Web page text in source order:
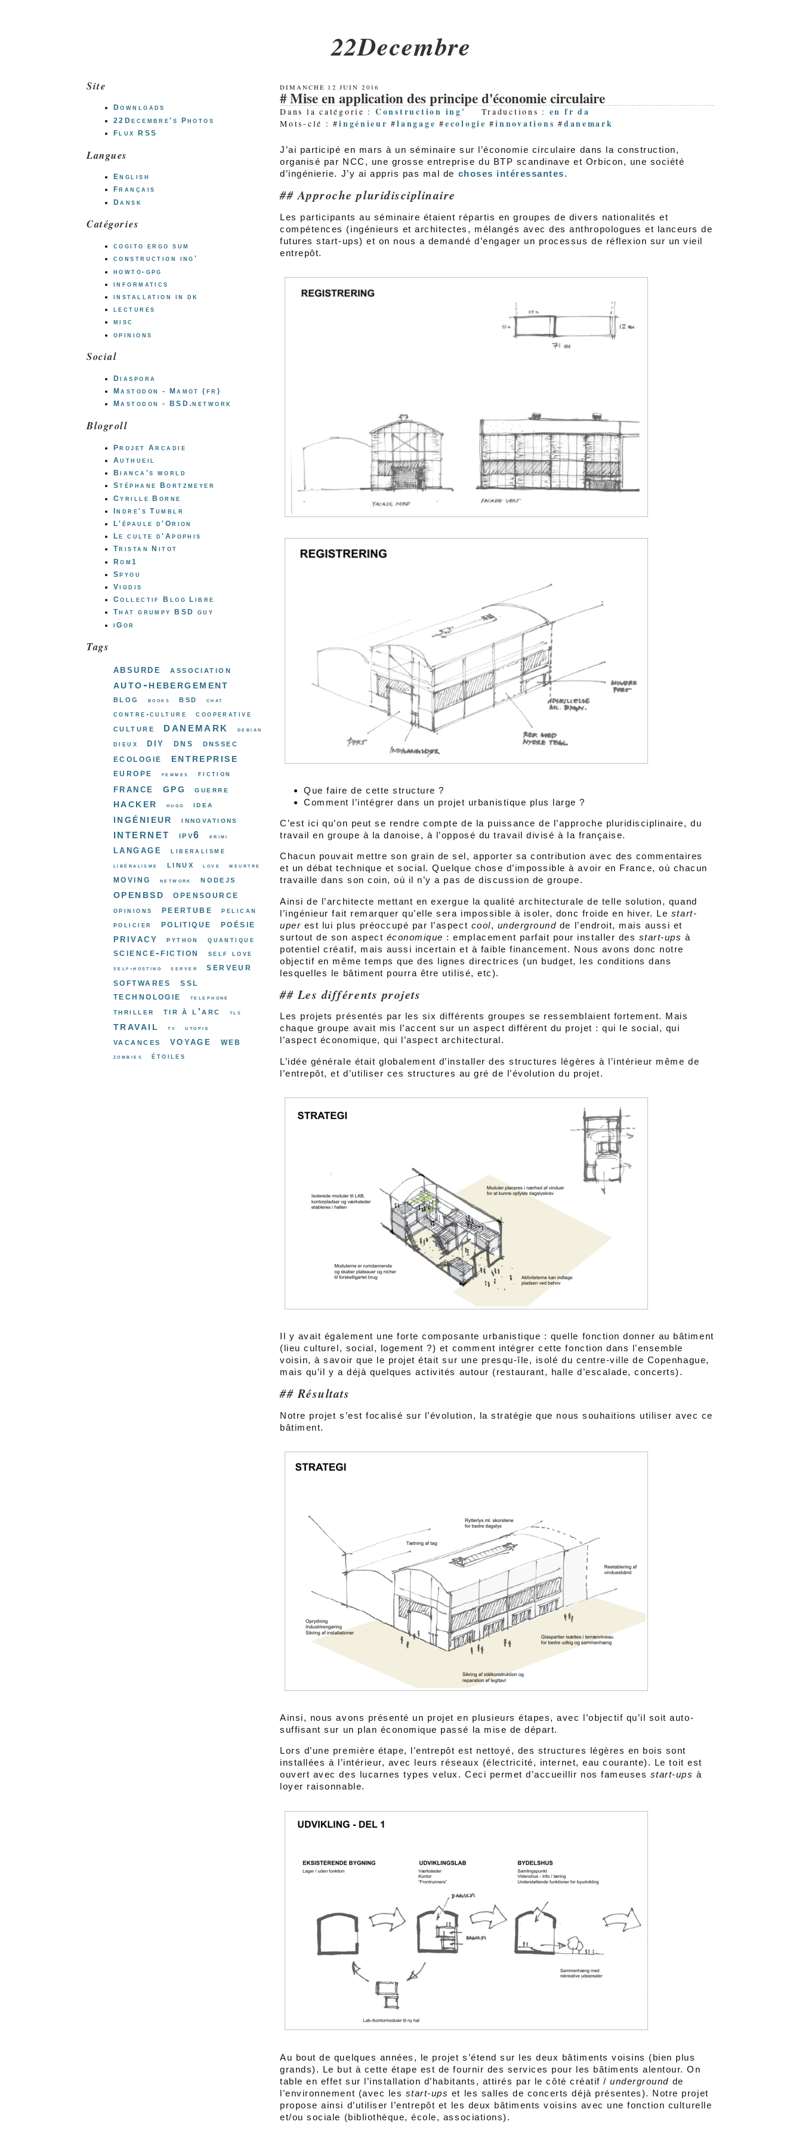
22Decembre
DIMANCHE 12 JUIN 2016
Mise en application des principe d'économie circulaire
Dans la catégorie : Construction ing' Traductions : en fr da
Mots-clé : #ingénieur #langage #ecologie #innovations #danemark
J’ai participé en mars à un séminaire sur l’économie circulaire dans la construction,
organisé par NCC, une grosse entreprise du BTP scandinave et Orbicon, une société
d’ingénierie. J’y ai appris pas mal de choses intéressantes.
Approche pluridisciplinaire
Les participants au séminaire étaient répartis en groupes de divers nationalités et
compétences (ingénieurs et architectes, mélangés avec des anthropologues et lanceurs de
futures start-ups) et on nous a demandé d’engager un processus de réflexion sur un vieil
entrepôt.
Que faire de cette structure ?
Comment l’intégrer dans un projet urbanistique plus large ?
C’est ici qu’on peut se rendre compte de la puissance de l’approche pluridisciplinaire, du
travail en groupe à la danoise, à l’opposé du travail divisé à la française.
Chacun pouvait mettre son grain de sel, apporter sa contribution avec des commentaires
et un débat technique et social. Quelque chose d’impossible à avoir en France, où chacun
travaille dans son coin, où il n’y a pas de discussion de groupe.
Ainsi de l’architecte mettant en exergue la qualité architecturale de telle solution, quand
l’ingénieur fait remarquer qu’elle sera impossible à isoler, donc froide en hiver. Le start-
uper est lui plus préoccupé par l’aspect cool, underground de l’endroit, mais aussi et
surtout de son aspect économique : emplacement parfait pour installer des start-ups à
potentiel créatif, mais aussi incertain et à faible financement. Nous avons donc notre
objectif en même temps que des lignes directrices (un budget, les conditions dans
lesquelles le bâtiment pourra être utilisé, etc).
Les différents projets
Les projets présentés par les six différents groupes se ressemblaient fortement. Mais
chaque groupe avait mis l’accent sur un aspect différent du projet : qui le social, qui
l’aspect économique, qui l’aspect architectural.
L’idée générale était globalement d’installer des structures légères à l’intérieur même de
l’entrepôt, et d’utiliser ces structures au gré de l’évolution du projet.
Il y avait également une forte composante urbanistique : quelle fonction donner au bâtiment
(lieu culturel, social, logement ?) et comment intégrer cette fonction dans l’ensemble
voisin, à savoir que le projet était sur une presqu-île, isolé du centre-ville de Copenhague,
mais qu’il y a déjà quelques activités autour (restaurant, halle d’escalade, concerts).
Résultats
Notre projet s’est focalisé sur l’évolution, la stratégie que nous souhaitions utiliser avec ce
bâtiment.
Ainsi, nous avons présenté un projet en plusieurs étapes, avec l’objectif qu’il soit auto-
suffisant sur un plan économique passé la mise de départ.
Lors d’une première étape, l’entrepôt est nettoyé, des structures légères en bois sont
installées à l’intérieur, avec leurs réseaux (électricité, internet, eau courante). Le toit est
ouvert avec des lucarnes types velux. Ceci permet d’accueillir nos fameuses start-ups à
loyer raisonnable.
Au bout de quelques années, le projet s’étend sur les deux bâtiments voisins (bien plus
grands). Le but à cette étape est de fournir des services pour les bâtiments alentour. On
table en effet sur l’installation d’habitants, attirés par le côté créatif /underground de
l’environnement (avec les start-ups et les salles de concerts déjà présentes). Notre projet
propose ainsi d’utiliser l’entrepôt et les deux bâtiments voisins avec une fonction culturelle
et/ou sociale (bibliothèque, école, associations).
Site
Downloads
22Decembre's Photos
Flux RSS
Langues
English
Français
Dansk
Catégories
cogito ergo sum
construction ing'
howto-gpg
informatics
installation in dk
lectures
misc
opinions
Social
Diaspora
Mastodon - Mamot (fr)
Mastodon - BSD.network
Blogroll
Projet Arcadie
Authueil
Bianca's world
Stéphane Bortzmeyer
Cyrille Borne
Indre's Tumblr
L'épaule d'Orion
Le culte d'Apophis
Tristan Nitot
Rom1
Spyou
Vigdis
Collectif Blog Libre
That grumpy BSD guy
iGor
Tags
absurde association
auto-hebergement
blog books bsd chat
contre-culture cooperative
culture danemark debian
dieux diy dns dnssec
ecologie entreprise
europe femmes fiction
france gpg guerre
hacker hugo idea
ingénieur innovations
internet ipv6 krimi
langage liberalisme
libéralisme linux love meurtre
moving network nodejs
openbsd opensource
opinions peertube
pelican
policier
politique poésie
privacy python quantique
science-fiction self love
self-hosting server
serveur
softwares
ssl
technologie telephone
thriller tir à l'arc tls
travail tv utopie
vacances voyage web
zombies étoiles